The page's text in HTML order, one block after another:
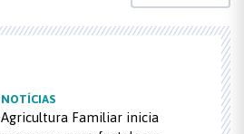
NOTÍCIAS
Agricultura Familiar inicia